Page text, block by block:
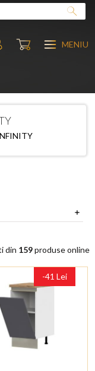
MENIU
din 159produse online
-41 Lei